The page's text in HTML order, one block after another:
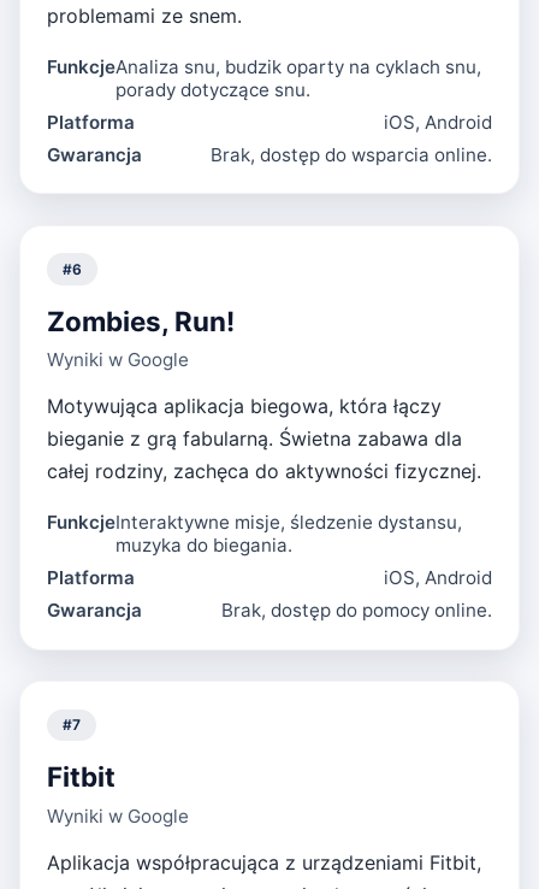
problemami ze snem.
FunkcjeAnaliza snu, budzik oparty na cyklach snu,
porady dotyczące snu.
Platforma
iOS, Android
Gwarancja
Brak, dostęp do wsparcia online.
#6
Zombies, Run!
Wyniki w Google
Motywująca aplikacja biegowa, która łączy
bieganie z grą fabularną. Świetna zabawa dla
całej rodziny, zachęca do aktywności fizycznej.
FunkcjeInteraktywne misje, śledzenie dystansu,
muzyka do biegania.
Platforma
iOS, Android
Gwarancja
Brak, dostęp do pomocy online.
#7
Fitbit
Wyniki w Google
Aplikacja współpracująca z urządzeniami Fitbit,